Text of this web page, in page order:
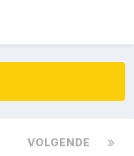
VOLGENDE